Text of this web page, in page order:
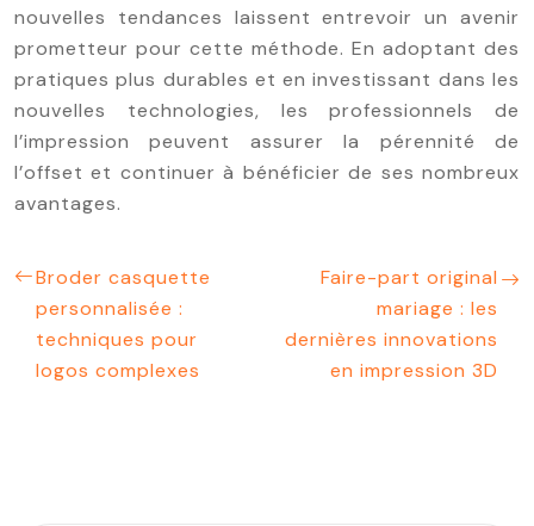
nouvelles tendances laissent entrevoir un avenir
prometteur pour cette méthode. En adoptant des
pratiques plus durables et en investissant dans les
nouvelles technologies, les professionnels de
l’impression peuvent assurer la pérennité de
l’offset et continuer à bénéficier de ses nombreux
avantages.
Broder casquette
personnalisée :
techniques pour
logos complexes
Faire-part original
mariage : les
dernières innovations
en impression 3D